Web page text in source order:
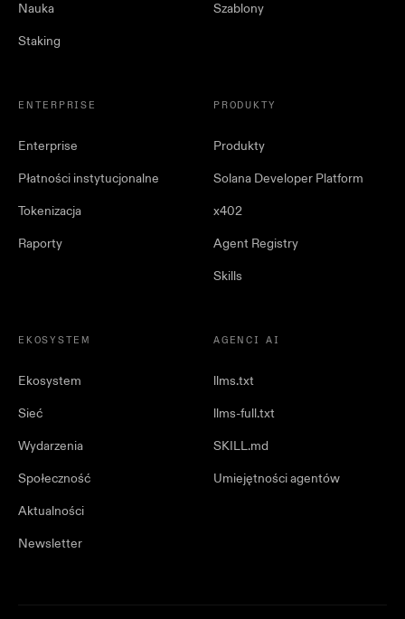
Nauka
Staking
Szablony
ENTERPRISE
Enterprise
Płatności instytucjonalne
Tokenizacja
Raporty
PRODUKTY
Produkty
Solana Developer Platform
x402
Agent Registry
Skills
EKOSYSTEM
Ekosystem
Sieć
Wydarzenia
Społeczność
Aktualności
Newsletter
AGENCI AI
llms.txt
llms-full.txt
SKILL.md
Umiejętności agentów